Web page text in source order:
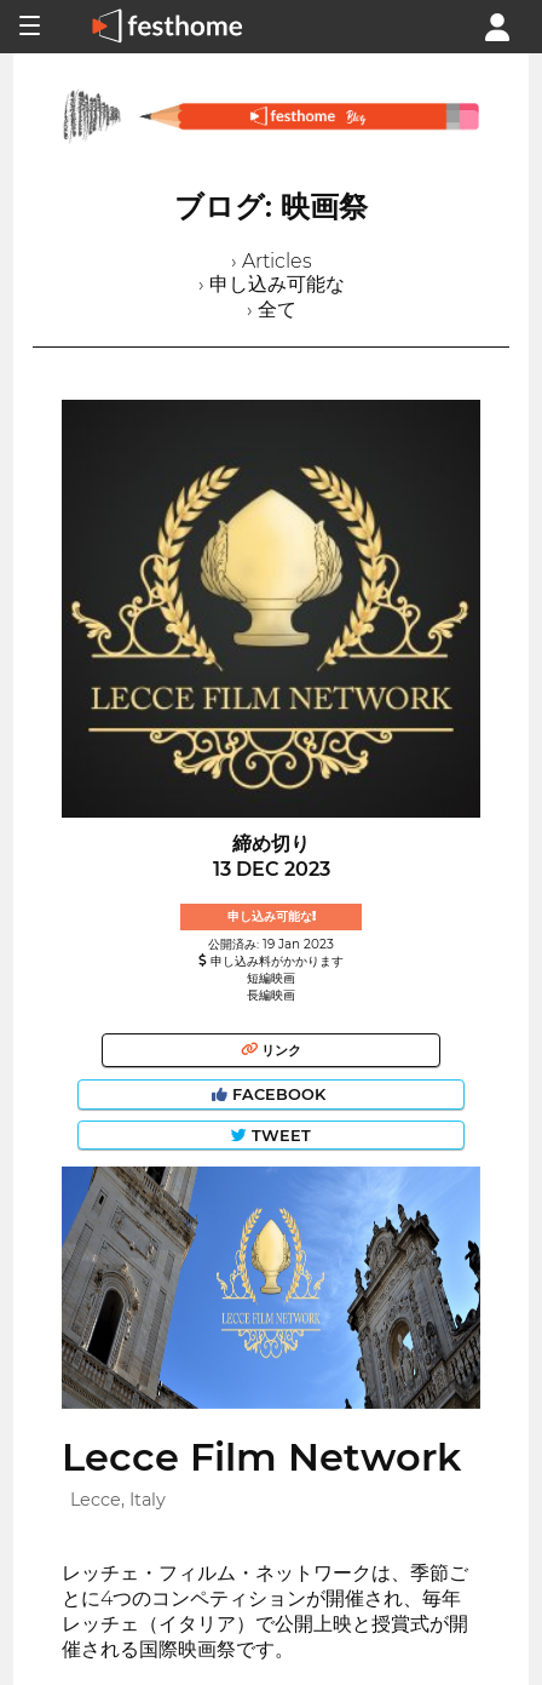
ブログ: 映画祭
› Articles
› 申し込み可能な
› 全て
締め切り
13 DEC 2023
申し込み可能な!
公開済み: 19 Jan 2023
申し込み料がかかります
短編映画
長編映画
リンク
FACEBOOK
TWEET
Lecce Film Network
Lecce, Italy
レッチェ・フィルム・ネットワークは、季節ご
とに4つのコンペティションが開催され、毎年
レッチェ（イタリア）で公開上映と授賞式が開
催される国際映画祭です。